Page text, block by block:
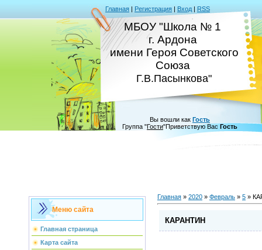
Главная | Регистрация | Вход | RSS
МБОУ "Школа № 1
г. Ардона
имени Героя Советского
Союза
Г.В.Пасынкова"
Вы вошли как Гость
Группа "Гости"Приветствую Вас Гость
Меню сайта
Главная страница
Карта сайта
Главная » 2020 » Февраль » 5 »
КАРАНТИН